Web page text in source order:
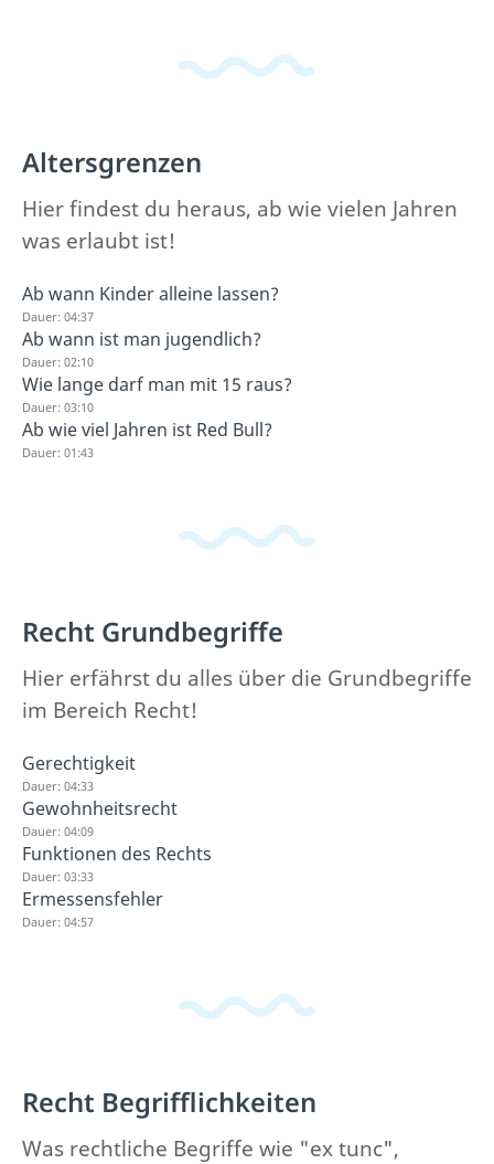
Altersgrenzen
Hier findest du heraus, ab wie vielen Jahren
was erlaubt ist!
Ab wann Kinder alleine lassen?
Dauer: 04:37
Ab wann ist man jugendlich?
Dauer: 02:10
Wie lange darf man mit 15 raus?
Dauer: 03:10
Ab wie viel Jahren ist Red Bull?
Dauer: 01:43
Recht Grundbegriffe
Hier erfährst du alles über die Grundbegriffe
im Bereich Recht!
Gerechtigkeit
Dauer: 04:33
Gewohnheitsrecht
Dauer: 04:09
Funktionen des Rechts
Dauer: 03:33
Ermessensfehler
Dauer: 04:57
Recht Begrifflichkeiten
Was rechtliche Begriffe wie "ex tunc",